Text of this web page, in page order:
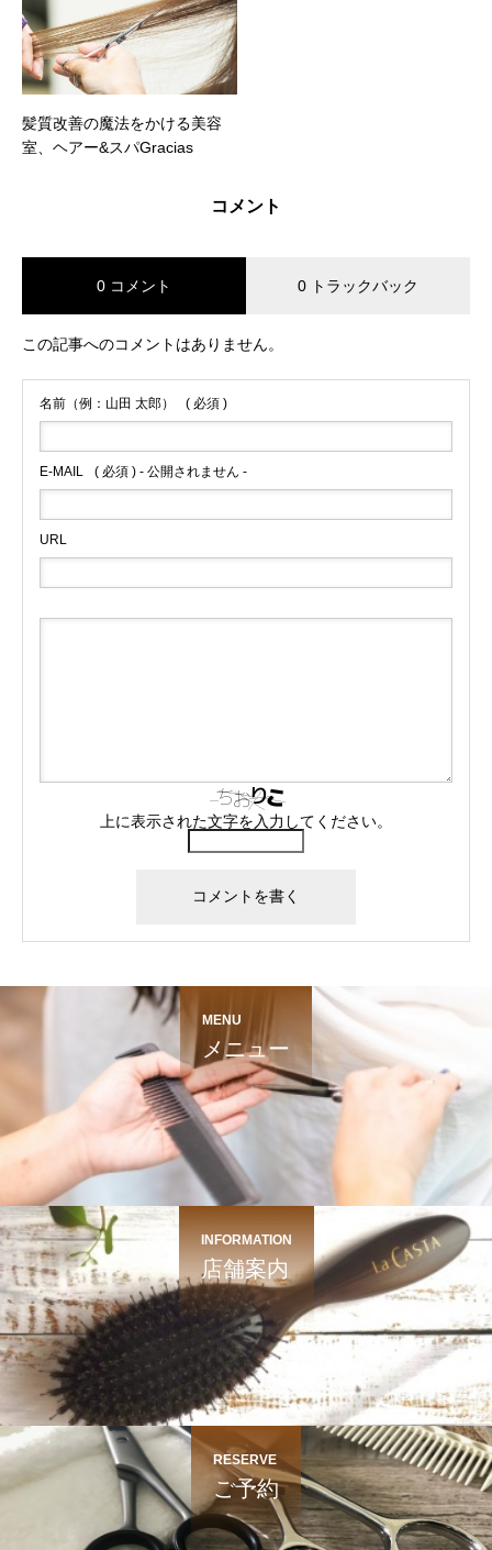
髪質改善の魔法をかける美容
室、ヘアー&スパGracias
コメント
0 コメント 0 トラックバック
この記事へのコメントはありません。
名前（例：山田 太郎） ( 必須 )
E-MAIL ( 必須 ) - 公開されません -
URL
上に表示された文字を入力してください。
MENU
メニュー
INFORMATION
店舗案内
RESERVE
ご予約